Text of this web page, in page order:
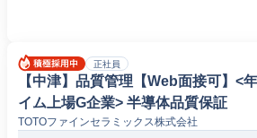
正社員
【中津】品質管理【Web面接可】<
イム上場G企業> 半導体品質保証
TOTOファインセラミックス株式会社